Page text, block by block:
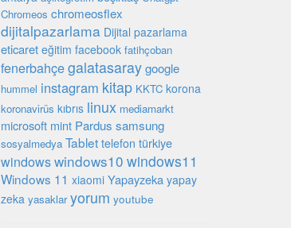
Chromeos chromeosflex
dijitalpazarlama Dijital pazarlama
eticaret eğitim facebook fatihçoban
fenerbahçegalatasaray google
hummel instagram kitap KKTC korona
koronavirüs kıbrıs linux mediamarkt
microsoft mint Pardus samsung
sosyalmedya Tablet telefon türkiye
windowswindows10 windows11
Windows 11 xiaomi Yapayzeka yapay
zeka yasaklar yorum youtube